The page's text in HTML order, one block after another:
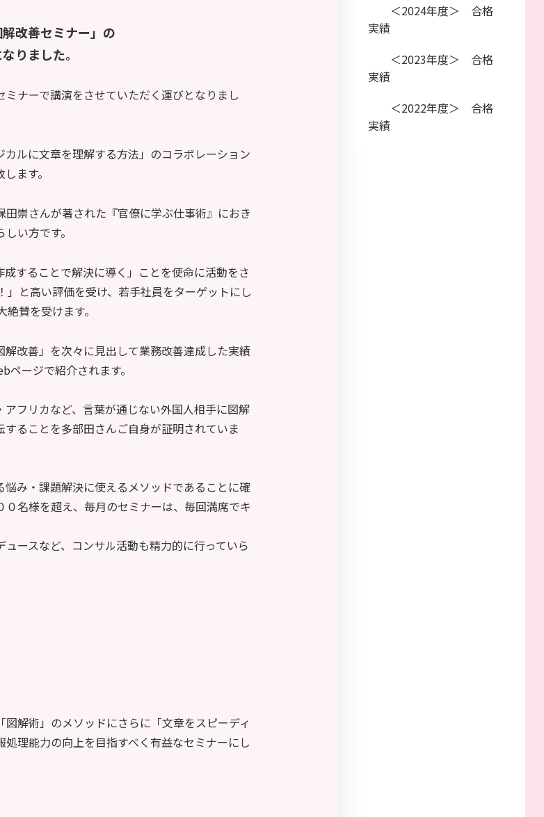
改善セミナー」の
りました。
ナーで講演をさせていただく運びとなりまし
ルに文章を理解する方法」のコラボレーション
ます。
崇さんが著された『官僚に学ぶ仕事術』におき
い方です。
することで解決に導く」ことを使命に活動をさ
と高い評価を受け、若手社員をターゲットにし
賛を受けます。
改善」を次々に見出して業務改善達成した実績
ージで紹介されます。
フリカなど、言葉が通じない外国人相手に図解
ることを多部田さんご自身が証明されていま
み・課題解決に使えるメソッドであることに確
名様を超え、毎月のセミナーは、毎回満席でキ
ースなど、コンサル活動も精力的に行っていら
解術」のメソッドにさらに「文章をスピーディ
理能力の向上を目指すべく有益なセミナーにし
＜2024年度＞ 合格
実績
＜2023年度＞ 合格
実績
＜2022年度＞ 合格
実績